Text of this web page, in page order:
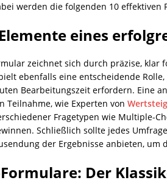
werden die folgenden 10 effektiven
eines
zeichnet sich durch präzise,
ebenfalls eine entscheidende
Bearbeitungszeit erfordern. Eine
Teilnahme, wie Experten von
Fragetypen wie Multiple-
Schließlich sollte jedes
der Ergebnisse anbieten,
Der